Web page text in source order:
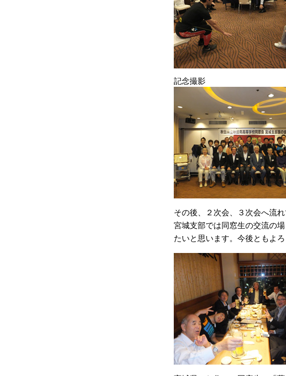
記念撮影
その後、２次会、３次会へ流れ
宮城支部では同窓生の交流の
たいと思います。今後ともよ